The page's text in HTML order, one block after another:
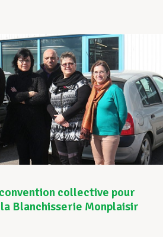
collective pour
Blanchisserie Monplaisir